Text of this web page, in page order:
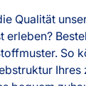
Qualität
erleben?
So
Ihres